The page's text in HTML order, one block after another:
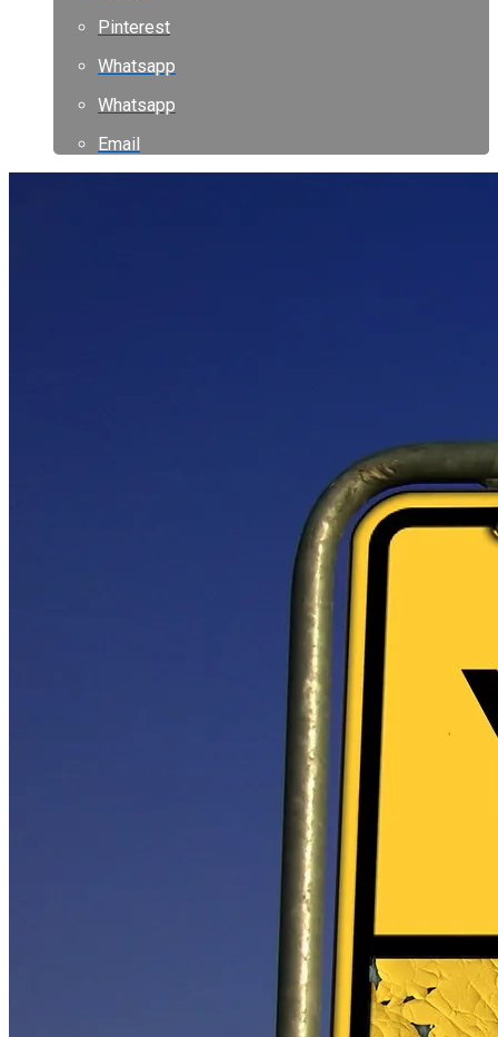
Pinterest
Whatsapp
Whatsapp
Email